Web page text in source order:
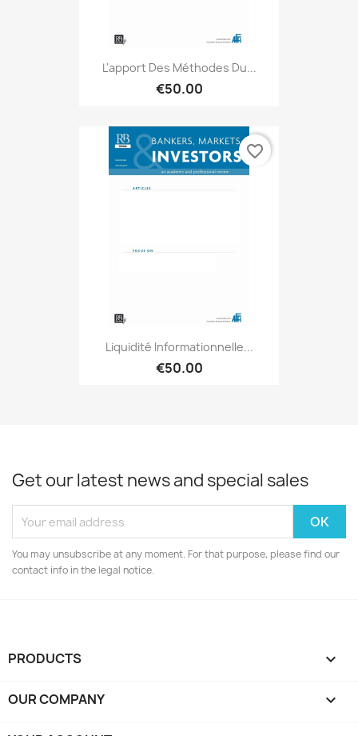
L'apport Des Méthodes Du...
€50.00
Liquidité Informationnelle...
€50.00
favorite_border
Get our latest news and special sales
You may unsubscribe at any moment. For that purpose, please find our
contact info in the legal notice.
PRODUCTS 
OUR COMPANY 